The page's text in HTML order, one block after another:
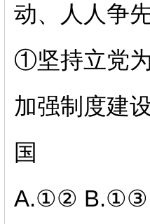
动、人人争
①坚持立党
加强制度建
国
A.①②